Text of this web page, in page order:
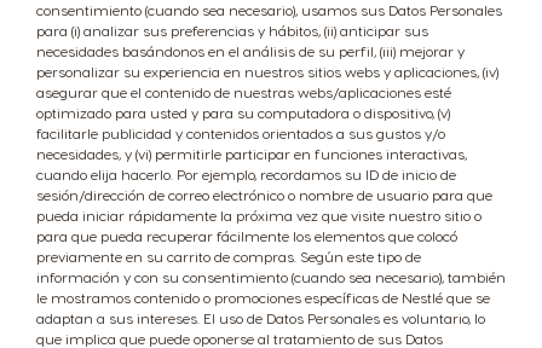
consentimiento (cuando sea necesario), usamos sus Datos Personales
para (i) analizar sus preferencias y hábitos, (ii) anticipar sus
necesidades basándonos en el análisis de su perfil, (iii) mejorar y
personalizar su experiencia en nuestros sitios webs y aplicaciones, (iv)
asegurar que el contenido de nuestras webs/aplicaciones esté
optimizado para usted y para su computadora o dispositivo, (v)
facilitarle publicidad y contenidos orientados a sus gustos y/o
necesidades, y (vi) permitirle participar en funciones interactivas,
cuando elija hacerlo. Por ejemplo, recordamos su ID de inicio de
sesión/dirección de correo electrónico o nombre de usuario para que
pueda iniciar rápidamente la próxima vez que visite nuestro sitio o
para que pueda recuperar fácilmente los elementos que colocó
previamente en su carrito de compras. Según este tipo de
información y con su consentimiento (cuando sea necesario), también
le mostramos contenido o promociones específicas de Nestlé que se
adaptan a sus intereses. El uso de Datos Personales es voluntario, lo
que implica que puede oponerse al tratamiento de sus Datos